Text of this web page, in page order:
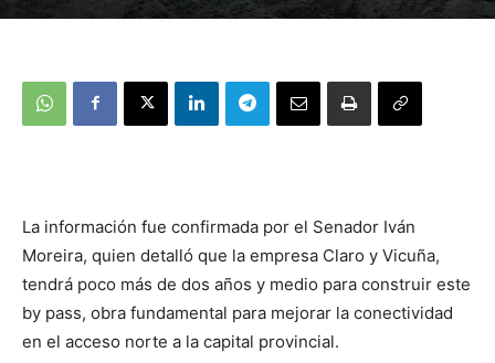
La información fue confirmada por el Senador Iván
Moreira, quien detalló que la empresa Claro y Vicuña,
tendrá poco más de dos años y medio para construir este
by pass, obra fundamental para mejorar la conectividad
en el acceso norte a la capital provincial.